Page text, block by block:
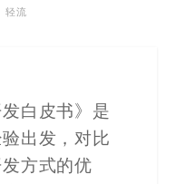
轻流
白皮书》是
出发，对比
方式的优